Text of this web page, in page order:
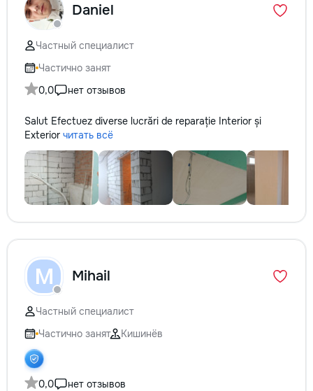
Daniel
Частный специалист
Частично занят
0,0
нет отзывов
Salut Efectuez diverse lucrări de reparație Interior și
Exterior читать всё
M Mihail
Частный специалист
Частично занят
Кишинёв
0,0 нет отзывов